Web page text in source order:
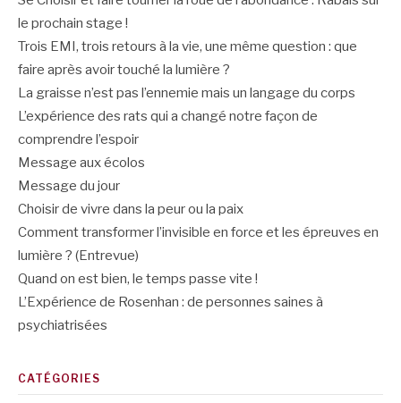
le prochain stage !
Trois EMI, trois retours à la vie, une même question : que
faire après avoir touché la lumière ?
La graisse n’est pas l’ennemie mais un langage du corps
L’expérience des rats qui a changé notre façon de
comprendre l’espoir
Message aux écolos
Message du jour
Choisir de vivre dans la peur ou la paix
Comment transformer l’invisible en force et les épreuves en
lumière ? (Entrevue)
Quand on est bien, le temps passe vite !
L’Expérience de Rosenhan : de personnes saines à
psychiatrisées
CATÉGORIES